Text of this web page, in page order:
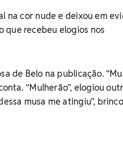
na cor nude e deixou em
que recebeu elogios nos
de Belo na publicação.
“Mulherão”, elogiou
musa me atingiu”,